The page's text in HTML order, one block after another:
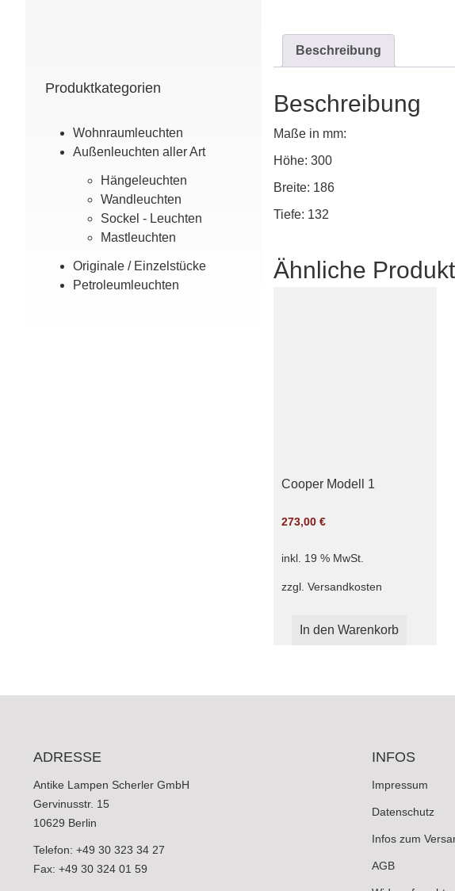
Produktkategorien
Wohn­raum­leuchten
Außen­leuchten aller Art
Hänge­leuchten
Wand­leuchten
Sockel - Leuchten
Mast­leuchten
Originale / Einzel­stücke
Petroleum­leuchten
Beschreibung
Beschreibung
Maße in mm:
Höhe: 300
Breite: 186
Tiefe: 132
Ähnliche
Cooper Modell 1
273,00 €
inkl. 19 % MwSt.
zzgl. Versandkosten
In den Warenkorb
ADRESSE
Antike Lampen Scherler GmbH
Gervinusstr. 15
10629 Berlin
Telefon: +49 30 323 34 27
Fax: +49 30 324 01 59
INFOS
Impressum
Datenschutz
Infos zum
AGB